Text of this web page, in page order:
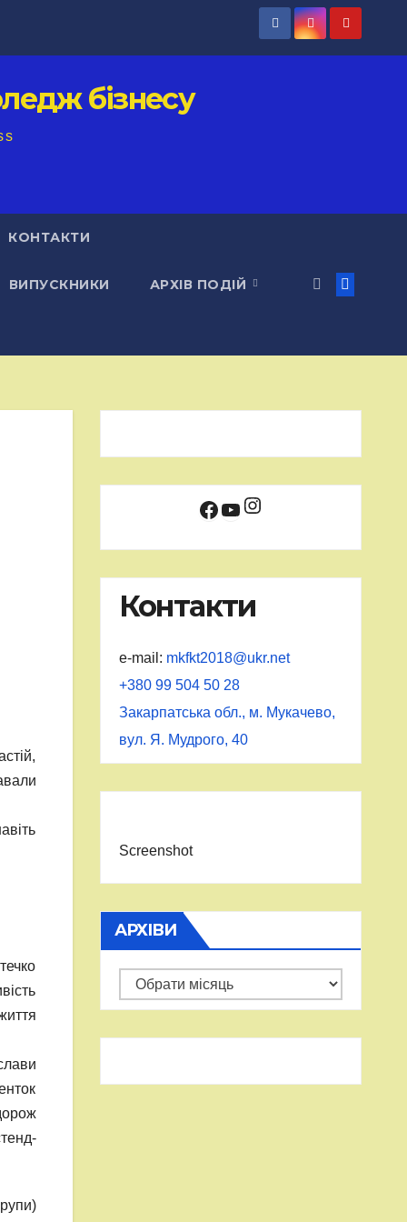
бізнесу
КОНТАКТИ
ВИПУСКНИКИ АРХІВ ПОДІЙ
Facebook
YouTube
Instagram
Контакти
e-mail: mkfkt2018@ukr.net
+380 99 504 50 28
Закарпатська обл., м. Мукачево,
вул. Я. Мудрого, 40
Screenshot
АРХІВИ
Архіви